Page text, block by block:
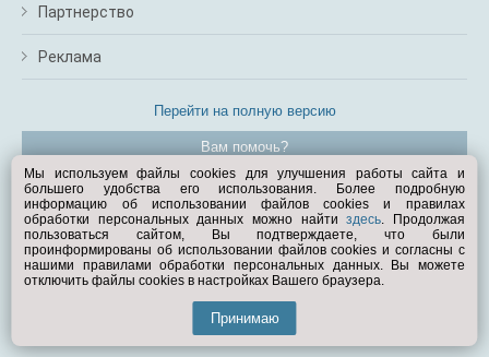
Партнерство
Реклама
Перейти на полную версию
Вам помочь?
© Exist.ru 1998—2026
Мы используем файлы cookies для улучшения работы сайта и
большего удобства его использования. Более подробную
информацию об использовании файлов cookies и правилах
обработки персональных данных можно найтиздесь. Продолжая
пользоваться сайтом, Вы подтверждаете, что были
проинформированы об использовании файлов cookies и согласны с
нашими правилами обработки персональных данных. Вы можете
отключить файлы cookies в настройках Вашего браузера.
Принимаю